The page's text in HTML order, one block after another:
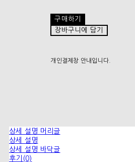
구매하기
장바구니에 담기
개인결제창 안내입니다.
상세 설명 머리글
상세 설명
상세 설명 바닥글
후기(0)